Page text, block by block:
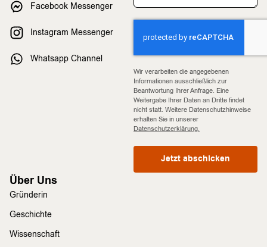
Facebook Messenger
Instagram Messenger
Whatsapp Channel
Wir verarbeiten die angegebenen
Informationen ausschließlich zur
Beantwortung Ihrer Anfrage. Eine
Weitergabe Ihrer Daten an Dritte findet
nicht statt. Weitere Datenschutzhinweise
erhalten Sie in unserer
Datenschutzerklärung.
Jetzt abschicken
Über Uns
Gründerin
Geschichte
Wissenschaft